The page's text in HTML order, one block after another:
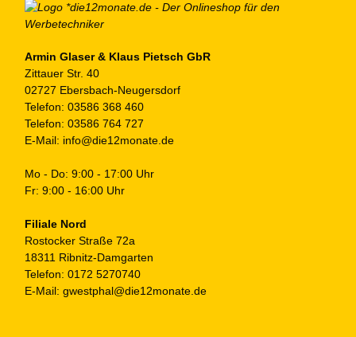
Armin Glaser & Klaus Pietsch GbR
Zittauer Str. 40
02727 Ebersbach-Neugersdorf
Telefon: 03586 368 460
Telefon: 03586 764 727
E-Mail: info@die12monate.de
Mo - Do: 9:00 - 17:00 Uhr
Fr: 9:00 - 16:00 Uhr
Filiale Nord
Rostocker Straße 72a
18311 Ribnitz-Damgarten
Telefon: 0172 5270740
E-Mail: gwestphal@die12monate.de